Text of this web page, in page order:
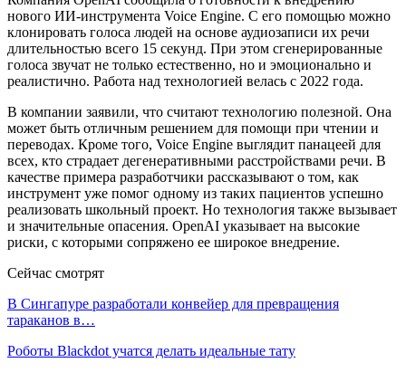
нового ИИ-инструмента Voice Engine. С его помощью можно
клонировать голоса людей на основе аудиозаписи их речи
длительностью всего 15 секунд. При этом сгенерированные
голоса звучат не только естественно, но и эмоционально и
реалистично. Работа над технологией велась с 2022 года.
В компании заявили, что считают технологию полезной. Она
может быть отличным решением для помощи при чтении и
переводах. Кроме того, Voice Engine выглядит панацеей для
всех, кто страдает дегенеративными расстройствами речи. В
качестве примера разработчики рассказывают о том, как
инструмент уже помог одному из таких пациентов успешно
реализовать школьный проект. Но технология также вызывает
и значительные опасения. OpenAI указывает на высокие
риски, с которыми сопряжено ее широкое внедрение.
Сейчас смотрят
В Сингапуре разработали конвейер для превращения
тараканов в…
Роботы Blackdot учатся делать идеальные тату